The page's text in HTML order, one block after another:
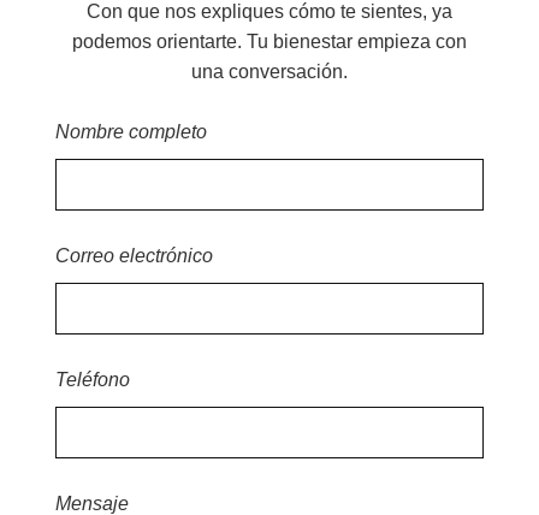
Con que nos expliques cómo te sientes, ya
podemos orientarte. Tu bienestar empieza con
una conversación.
Nombre completo
Correo electrónico
Teléfono
Mensaje